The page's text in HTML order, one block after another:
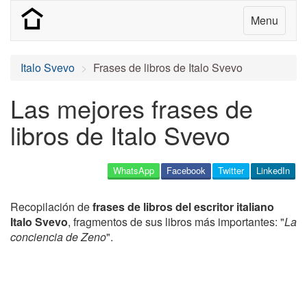
Menu
Italo Svevo Frases de libros de Italo Svevo
Las mejores frases de
libros de Italo Svevo
LinkedIn
Twitter
Facebook
WhatsApp
Recopilación defrases de libros del escritor italiano
Italo Svevo, fragmentos de sus libros más importantes: "La
conciencia de Zeno".